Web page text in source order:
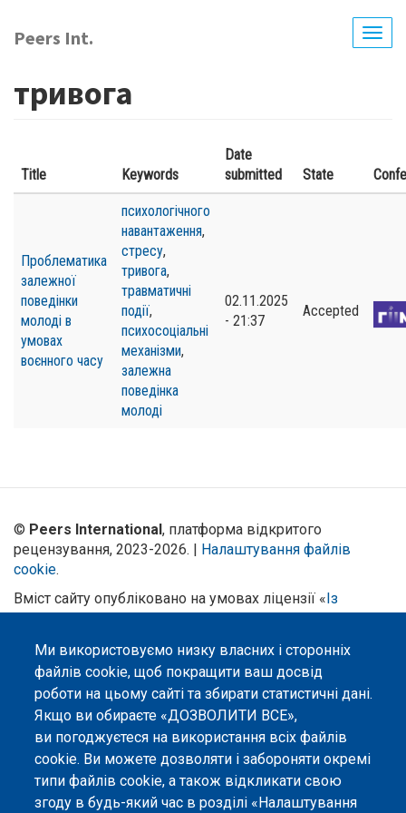
до
основного
Peers Int.
тривога
Title Keywords
Date
submitted
State
Проблематика
залежної
поведінки
молоді в
умовах
воєнного часу
психологічного
навантаження,
стресу,
тривога,
травматичні
події,
психосоціальні
механізми,
залежна
поведінка
молоді
02.11.2025
- 21:37
Accepted
Ми використовуємо низку власних і сторонніх
файлів cookie, щоб покращити ваш досвід
роботи на цьому сайті та збирати статистичні дані.
Якщо ви обираєте «ДОЗВОЛИТИ ВСЕ»,
ви погоджуєтеся на використання всіх файлів
cookie. Ви можете дозволяти і забороняти окремі
типи файлів cookie, а також відкликати свою
згоду в будь-який час в розділі «Налаштування
© Peers International, платформа відкритого
рецензування, 2023-2026. | Налаштування файлів
cookie.
Вміст сайту опубліковано на умовах ліцензії «Із
Зазначенням Авторства 4.0 Міжнародна», якщо не
Онлайн-платформа відкритого
рецензування Peers International
була розроблена та підтримується
за сприяння Програми Європейського Союзу Erasmus+ у межах проєкту
OPTIMA (618940-EPP-1-2020-1-UA-EPPKA2-CBHE-JP). Підтримка
Єврокомісією створення цього вебсайту не означає схвалення його
змісту, який відображає виключно погляди авторів. Єврокомісія не
несе відповідальності за будь-яке використання інформації, розміщеної
на цьому вебсайті.